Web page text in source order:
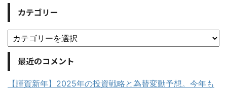
カテゴリー
最近のコメント
【謹賀新年】2025年の投資戦略と為替変動予想。今年も